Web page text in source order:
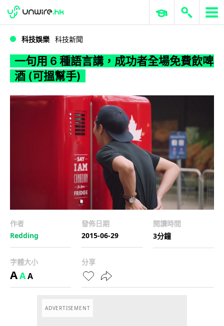
WWDC 2026 ERP 與商業 AI
科技娛樂 科技新聞
一句用 6 種語言講，成功者全場免費飲啤
酒 (可搵幫手)
作者
Redding
發佈日期
2015-06-29
閱讀時間
3分鐘
字體大小
AAA
分享
ADVERTISEMENT